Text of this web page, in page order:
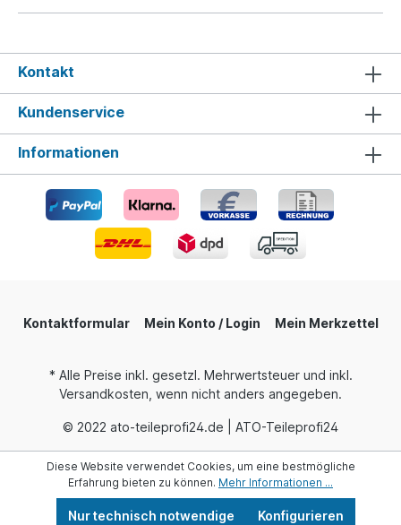
Kontakt
Kundenservice
Informationen
Kontaktformular Mein Konto / Login Mein Merkzettel
* Alle Preise inkl. gesetzl. Mehrwertsteuer und inkl.
Versandkosten, wenn nicht anders angegeben.
© 2022 ato-teileprofi24.de | ATO-Teileprofi24
Diese Website verwendet Cookies, um eine bestmögliche
Erfahrung bieten zu können. Mehr Informationen ...
Nur technisch notwendige Konfigurieren